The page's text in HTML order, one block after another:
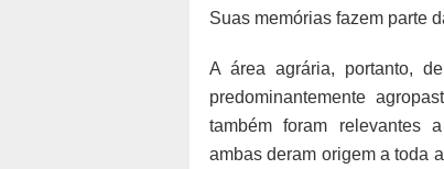
Suas memórias fazem parte
A área agrária, portanto,
predominantemente
também foram relevantes
ambas deram origem a toda